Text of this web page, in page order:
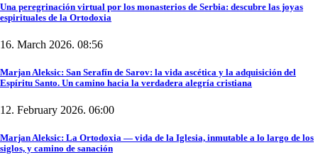
Una peregrinación virtual por los monasterios de Serbia: descubre las joyas
espirituales de la Ortodoxia
16. March 2026. 08:56
Marjan Aleksic: San Serafín de Sarov: la vida ascética y la adquisición del
Espíritu Santo. Un camino hacia la verdadera alegría cristiana
12. February 2026. 06:00
Marjan Aleksic: La Ortodoxia — vida de la Iglesia, inmutable a lo largo de los
siglos, y camino de sanación